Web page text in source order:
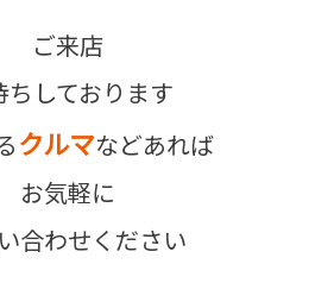
ご来店
ちしております
クルマなどあれば
お気軽に
合わせください